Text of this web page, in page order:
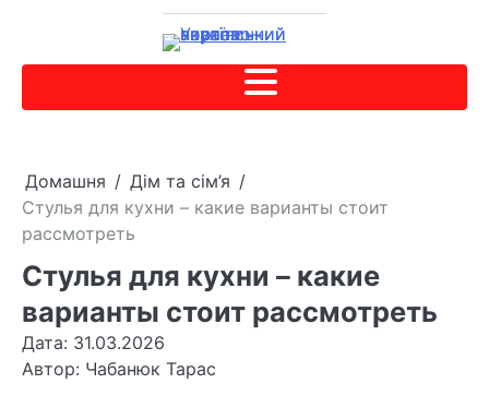
Домашня
Дім та сім’я
Стулья для кухни – какие варианты стоит
рассмотреть
Стулья для кухни – какие
варианты стоит рассмотреть
Дата: 31.03.2026
Автор: Чабанюк Тарас